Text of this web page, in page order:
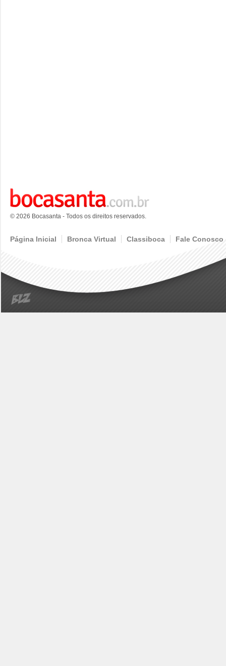
© 2026 Bocasanta - Todos os direitos reservados.
Página Inicial Bronca Virtual Classiboca Fale Conosco